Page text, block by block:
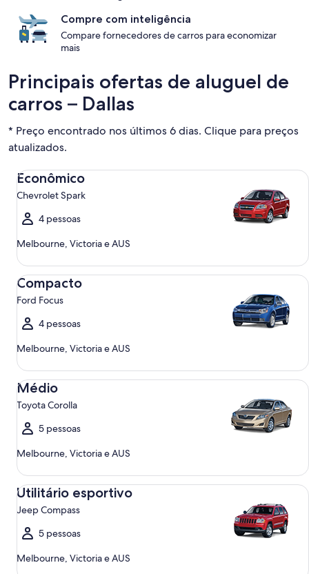
Compre com inteligência
Compare fornecedores de carros para economizar
mais
Principais ofertas de aluguel de
carros – Dallas
* Preço encontrado nos últimos 6 dias. Clique para preços
atualizados.
Econômico
Chevrolet Spark
4 pessoas
Melbourne, Victoria e AUS
Econômico Chevrolet Spark
Compacto
Ford Focus
4 pessoas
Melbourne, Victoria e AUS
Compacto Ford Focus
Médio
Toyota Corolla
5 pessoas
Melbourne, Victoria e AUS
Médio Toyota Corolla
Utilitário esportivo
Jeep Compass
5 pessoas
Melbourne, Victoria e AUS
Utilitário esportivo Jeep Compass